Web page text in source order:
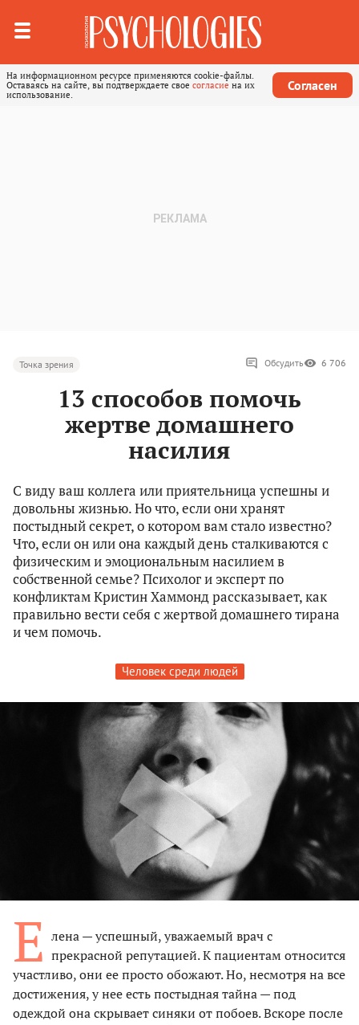
На информационном ресурсе применяются cookie-файлы.
Оставаясь на сайте, вы подтверждаете свое согласие на их
использование.
Согласен
Точка зрения Обсудить 6 706
13 способов помочь
жертве домашнего
насилия
С виду ваш коллега или приятельница успешны и
довольны жизнью. Но что, если они хранят
постыдный секрет, о котором вам стало известно?
Что, если он или она каждый день сталкиваются с
физическим и эмоциональным насилием в
собственной семье? Психолог и эксперт по
конфликтам Кристин Хаммонд рассказывает, как
правильно вести себя с жертвой домашнего тирана
и чем помочь.
Человек среди людей
Е лена — успешный, уважаемый врач с
прекрасной репутацией. К пациентам относится
участливо, они ее просто обожают. Но, несмотря на все
достижения, у нее есть постыдная тайна — под
одеждой она скрывает синяки от побоев. Вскоре после